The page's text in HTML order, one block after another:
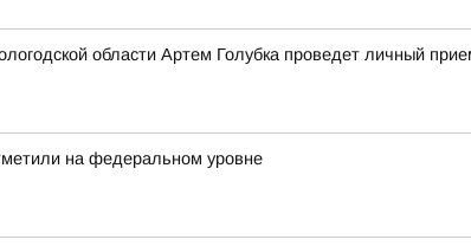
области Артем Голубка проведет личный
на федеральном уровне